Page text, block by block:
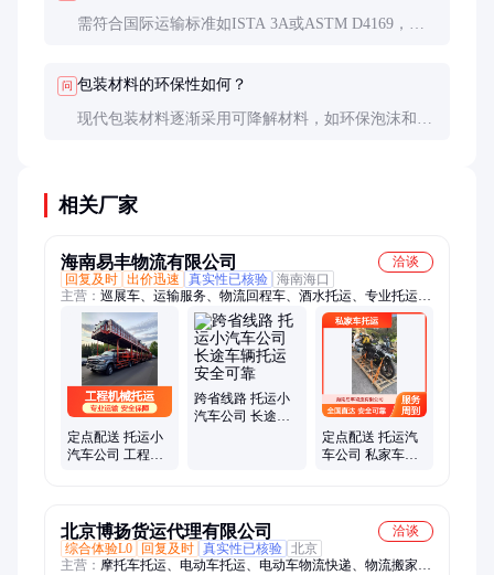
需符合国际运输标准如ISTA 3A或ASTM D4169，包
问 包装材料的环保性如何？
现代包装材料逐渐采用可降解材料，如环保泡沫和再
相关厂家
海南易丰物流有限公司
洽谈
回复及时 出价迅速 真实性已核验 海南海口
主营： 巡展车、运输服务、物流回程车、酒水托运、专业托运、
整车托运、小车托运、托运小汽车、摩托车托运、车辆托运专
线、展车托运服务、工程机械托运、展会用车托运、专业轿车托
运、小汽车托运服务、企业车辆运输、跨城运输摩托车
定点配送 托运小
汽车公司 工程机
跨省线路 托运小
汽车公司 长途车
定点配送 托运汽
车公司 私家车跨
北京博扬货运代理有限公司
洽谈
综合体验L0
回复及时 真实性已核验 北京
主营： 摩托车托运、电动车托运、电动车物流快递、物流搬家、